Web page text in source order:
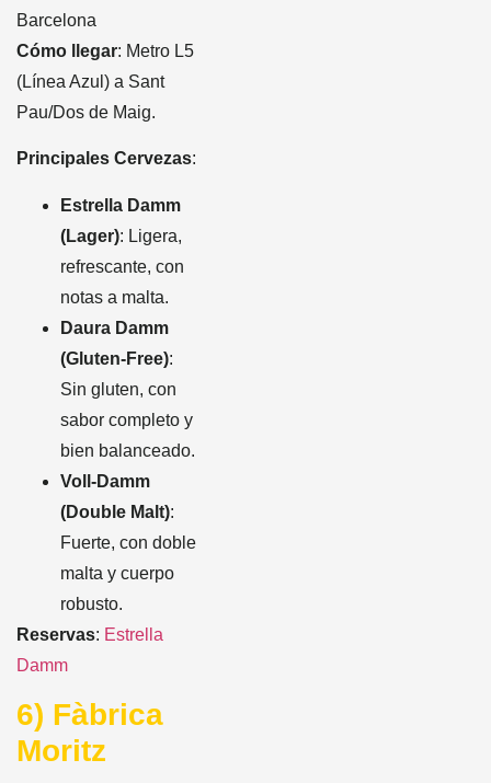
Barcelona
Cómo llegar: Metro L5
(Línea Azul) a Sant
Pau/Dos de Maig.
Principales Cervezas:
Estrella Damm
(Lager): Ligera,
refrescante, con
notas a malta.
Daura Damm
(Gluten-Free):
Sin gluten, con
sabor completo y
bien balanceado.
Voll-Damm
(Double Malt):
Fuerte, con doble
malta y cuerpo
robusto.
Reservas: Estrella
Damm
6) Fàbrica
Moritz